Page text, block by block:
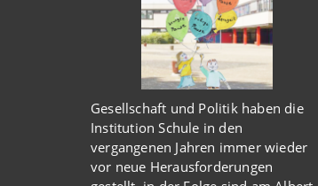
Gesellschaft und Politik haben die
Institution Schule in den
vergangenen Jahren immer wieder
vor neue Herausforderungen